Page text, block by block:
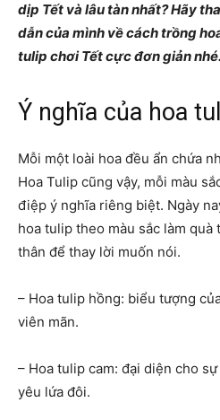
dịp Tết và lâu tàn nhất? Hãy
dẫn của mình về cách trồng
tulip chơi Tết cực đơn giản nhé.
Ý nghĩa của hoa
Mỗi một loài hoa đều ẩn chứa
Hoa Tulip cũng vậy, mỗi màu
điệp ý nghĩa riêng biệt. Ngày
hoa tulip theo màu sắc làm quà
thân để thay lời muốn nói.
– Hoa tulip hồng: biểu tượng
viên mãn.
– Hoa tulip cam: đại diện cho
yêu lứa đôi.